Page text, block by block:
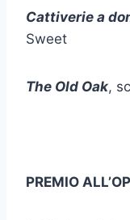
Cattiverie a
Sweet
The Old Oak,
PREMIO